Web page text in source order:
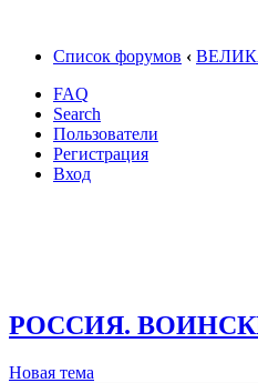
Список форумов ‹
FAQ
Search
Пользователи
Регистрация
Вход
РОССИЯ.
Новая тема